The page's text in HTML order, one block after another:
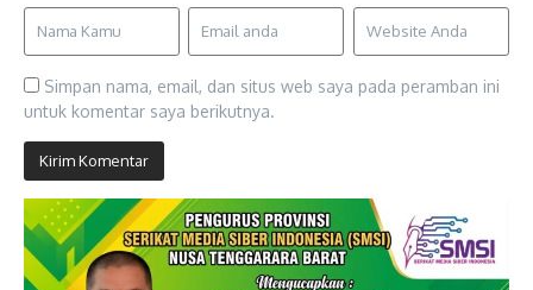
Simpan nama, email, dan situs web saya pada peramban ini
untuk komentar saya berikutnya.